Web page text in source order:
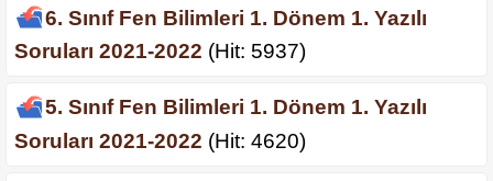
6. Sınıf Fen Bilimleri 1. Dönem 1. Yazılı
Soruları 2021-2022 (Hit: 5937)
5. Sınıf Fen Bilimleri 1. Dönem 1. Yazılı
Soruları 2021-2022 (Hit: 4620)